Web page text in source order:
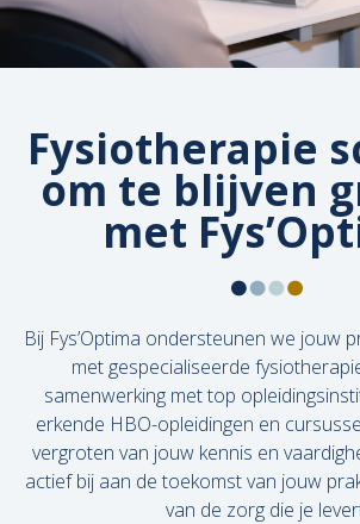
Fysiotherapie
om te blijven
met
Bij Fys’Optima ondersteunen we jouw
met gespecialiseerde
samenwerking met top
erkende HBO-opleidingen en
vergroten van jouw kennis en
actief bij aan de toekomst van jouw
van de zorg die je